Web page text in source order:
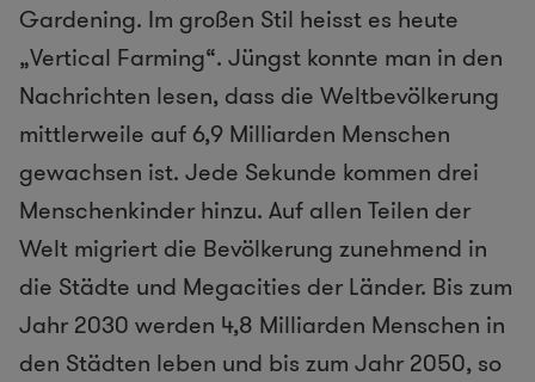
Gardening. Im großen Stil heisst es heute
„Vertical Farming“. Jüngst konnte man in den
Nachrichten lesen, dass die Weltbevölkerung
mittlerweile auf 6,9 Milliarden Menschen
gewachsen ist. Jede Sekunde kommen drei
Menschenkinder hinzu. Auf allen Teilen der
Welt migriert die Bevölkerung zunehmend in
die Städte und Megacities der Länder. Bis zum
Jahr 2030 werden 4,8 Milliarden Menschen in
den Städten leben und bis zum Jahr 2050, so